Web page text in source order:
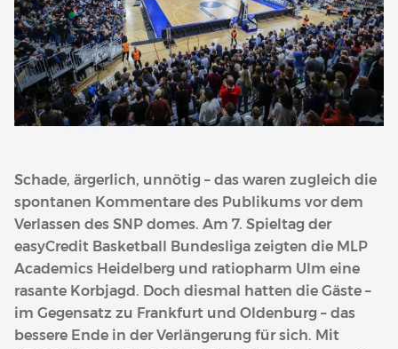
Schade, ärgerlich, unnötig – das waren zugleich die
spontanen Kommentare des Publikums vor dem
Verlassen des SNP domes. Am 7. Spieltag der
easyCredit Basketball Bundesliga zeigten die MLP
Academics Heidelberg und ratiopharm Ulm eine
rasante Korbjagd. Doch diesmal hatten die Gäste –
im Gegensatz zu Frankfurt und Oldenburg – das
bessere Ende in der Verlängerung für sich. Mit